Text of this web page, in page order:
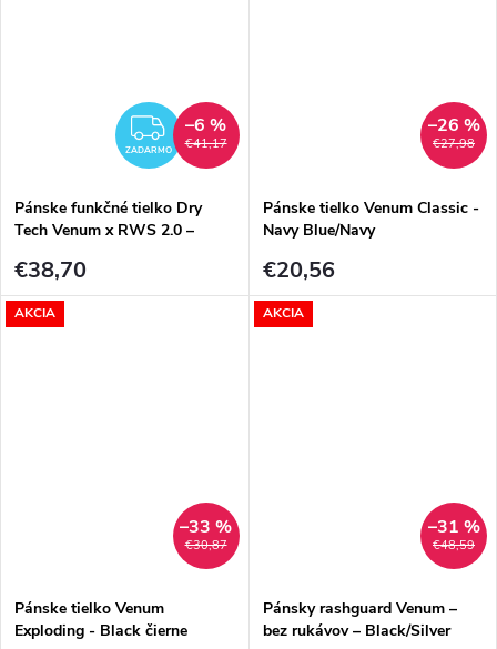
ZADARMO
ZADARMO €41,17
–6 %
Pánske funkčné tielko Dry
Tech Venum x RWS 2.0 –
€38,70
€27,98
–26 %
Pánske tielko Venum Classic -
Navy Blue/Navy
€20,56
AKCIA
€30,87
–33 %
Pánske tielko Venum
Exploding - Black čierne
AKCIA
€48,59
–31 %
Pánsky rashguard Venum –
bez rukávov – Black/Silver